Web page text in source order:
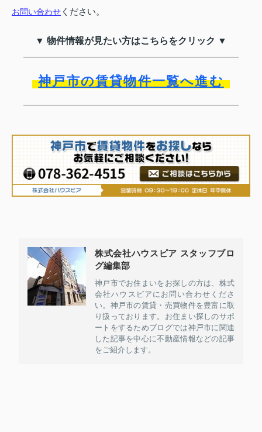
お問い合わせ ください。
▼ 物件情報が見たい方はこちらをクリック ▼
神戸市の賃貸物件一覧へ進む
株式会社ハウスピア スタッフブロ
グ編集部
神戸市でお住まいをお探しの方は、株式
会社ハウスピアにお問い合わせくださ
い。神戸市の賃貸・売買物件を豊富に取
り扱っております。お住まい探しのサポ
ートをするためブログでは神戸市に関連
した記事を中心に不動産情報などの記事
をご紹介します。